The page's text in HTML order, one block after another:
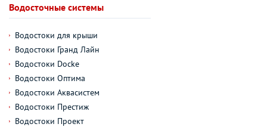
Водосточные системы
Водостоки для крыши
Водостоки Гранд Лайн
Водостоки Docke
Водостоки Оптима
Водостоки Аквасистем
Водостоки Престиж
Водостоки Проект